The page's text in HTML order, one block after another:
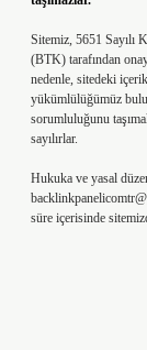
Sitemiz, 5651 Sayılı
(BTK) tarafından
nedenle, sitedeki
yükümlülüğümüz
sorumluluğunu
sayılırlar.
Hukuka ve yasal
süre içerisinde